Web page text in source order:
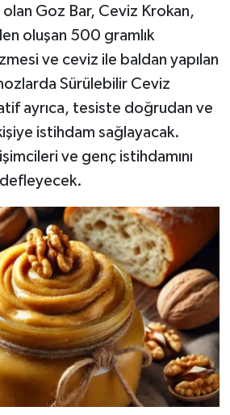
olan Goz Bar, Ceviz Krokan,
oluşan 500 gramlık
ve ceviz ile baldan yapılan
Sürülebilir Ceviz
ayrıca, tesiste doğrudan ve
istihdam sağlayacak.
ve genç istihdamını